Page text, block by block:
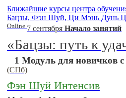
Ближайшие курсы центра
Бацзы, Фэн Шуй, Ци Мэнь Дунь
Online 7 сентября Начало занятий
«Бацзы: путь к
1 Модуль для новичков с
(СПб)
Фэн Шуй Интенсив